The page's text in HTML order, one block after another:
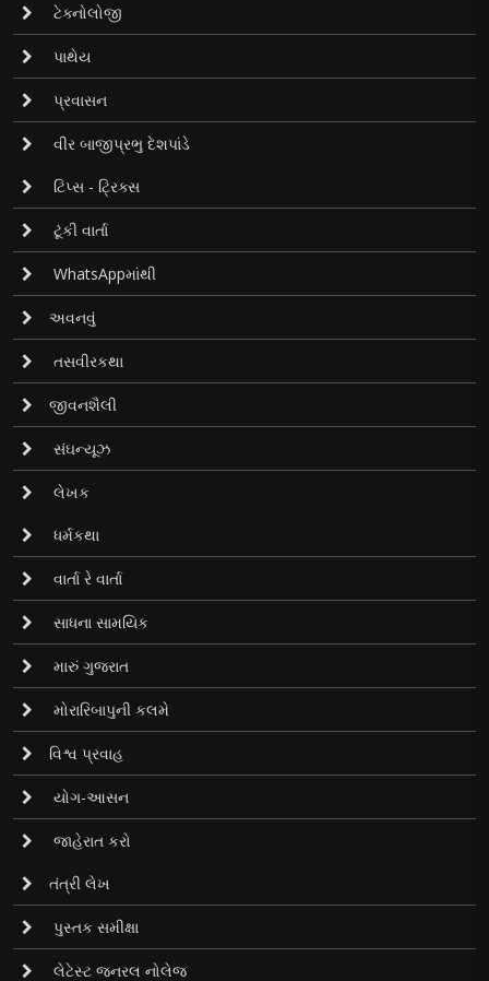
ટેક્નોલોજી
પાથેય
પ્રવાસન
વીર બાજીપ્રભુ દેશપાંડે
ટિપ્સ - ટ્રિક્સ
ટૂંકી વાર્તા
WhatsAppમાંથી
અવનવું
તસવીરકથા
જીવનશૈલી
સંઘન્યૂઝ
લેખક
ધર્મકથા
વાર્તા રે વાર્તા
સાધના સામયિક
મારું ગુજરાત
મોરારિબાપુની કલમે
વિશ્વ પ્રવાહ
યોગ-આસન
જાહેરાત કરો
તંત્રી લેખ
પુસ્તક સમીક્ષા
લેટેસ્ટ જનરલ નોલેજ